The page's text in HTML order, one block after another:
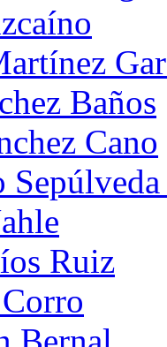
Baños
Cano
Ruiz